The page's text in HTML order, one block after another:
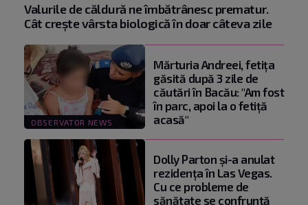
Valurile de căldură ne îmbătrânesc prematur.
Cât crește vârsta biologică în doar câteva zile
OBSERVATOR NEWS
Mărturia Andreei, fetiţa
găsită după 3 zile de
căutări în Bacău: "Am fost
în parc, apoi la o fetiţă
acasă"
Dolly Parton și-a anulat
rezidența în Las Vegas.
Cu ce probleme de
sănătate se confruntă